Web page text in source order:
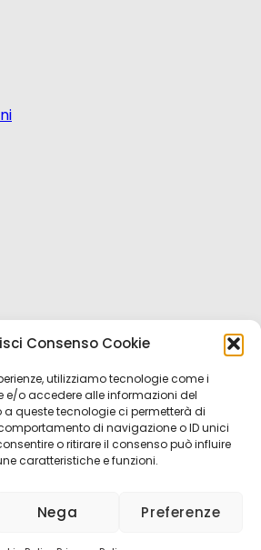
Consenso Cookie
utilizziamo tecnologie come i
e/o accedere alle informazioni del
queste tecnologie ci permetterà di
di navigazione o ID unici
o ritirare il consenso può influire
caratteristiche e funzioni.
Nega Preferenze
S.r.l.P.Iva 03151820721 -